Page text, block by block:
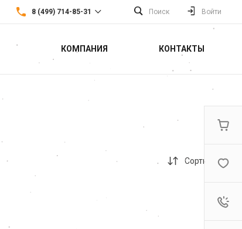
8 (499) 714-85-31 Поиск Войти
КОМПАНИЯ КОНТАКТЫ
Сортировка